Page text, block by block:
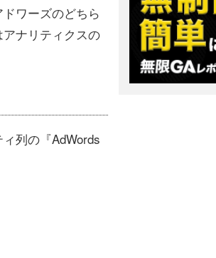
ワーズのどちら
ナリティクスの
列の『AdWords